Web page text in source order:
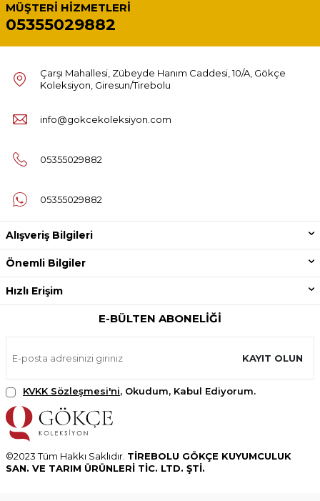
MÜŞTERI HIZMETLERI
05355029882
Çarşı Mahallesi, Zübeyde Hanım Caddesi, 10/A, Gökçe
Koleksiyon, Giresun/Tirebolu
info@gokcekoleksiyon.com
05355029882
05355029882
Alışveriş Bilgileri
Önemli Bilgiler
Hızlı Erişim
E-BÜLTEN ABONELIĞI
KAYIT OLUN
KVKK Sözleşmesi'ni, Okudum, Kabul Ediyorum.
©2023 Tüm Hakkı Saklıdır. TİREBOLU GÖKÇE KUYUMCULUK
SAN. VE TARIM ÜRÜNLERİ TİC. LTD. ŞTİ.